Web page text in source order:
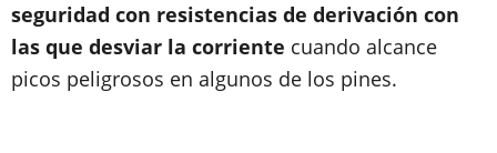
seguridad con resistencias de derivación con
las que desviar la corriente cuando alcance
picos peligrosos en algunos de los pines.